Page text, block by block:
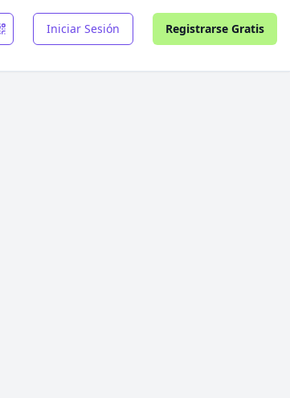
Iniciar Sesión Registrarse Gratis